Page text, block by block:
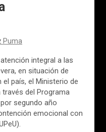
Puma
integral a las
en situación de
país, el Ministerio de
del Programa
segundo año
emocional con